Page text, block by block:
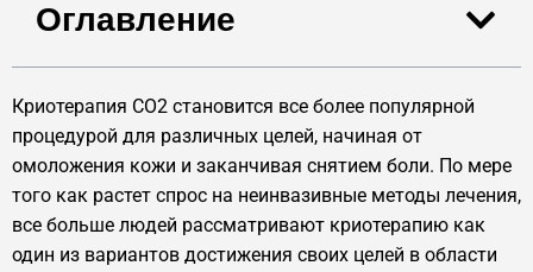
Оглавление
Криотерапия CO2 становится все более популярной
процедурой для различных целей, начиная от
омоложения кожи и заканчивая снятием боли. По мере
того как растет спрос на неинвазивные методы лечения,
все больше людей рассматривают криотерапию как
один из вариантов достижения своих целей в области